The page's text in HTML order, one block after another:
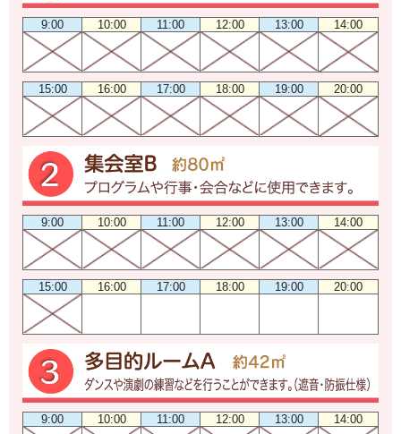
9:00 10:00 11:00 12:00 13:00 14:00
15:00 16:00 17:00 18:00 19:00 20:00
9:00 10:00 11:00 12:00 13:00 14:00
15:00 16:00 17:00 18:00 19:00 20:00
9:00 10:00 11:00 12:00 13:00 14:00